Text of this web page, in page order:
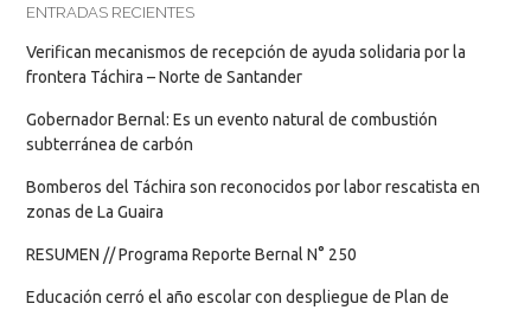
ENTRADAS RECIENTES
Verifican mecanismos de recepción de ayuda solidaria por la
frontera Táchira – Norte de Santander
Gobernador Bernal: Es un evento natural de combustión
subterránea de carbón
Bomberos del Táchira son reconocidos por labor rescatista en
zonas de La Guaira
RESUMEN // Programa Reporte Bernal N° 250
Educación cerró el año escolar con despliegue de Plan de